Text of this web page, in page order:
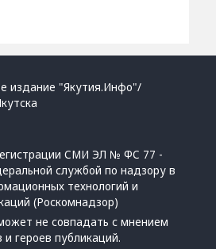
издание "Якутия.Инфо"/
СМИ ЭЛ № ФС 77 -
службой по надзору в
технологий и
(Роскомнадзор)
не совпадать с мнением
героев публикаций.